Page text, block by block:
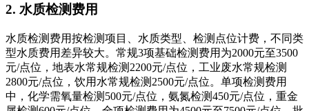
2. 水质检测费用
水质检测费用按检测项目、水质类型、检测点位计费，不同类
型水质费用差异较大。常规3项基础检测费用为2000元至3500
元/点位，地表水常规检测2200元/点位，工业废水常规检测
2800元/点位，饮用水常规检测2500元/点位。单项检测费用
中，化学需氧量检测500元/点位，氨氮检测450元/点位，重金